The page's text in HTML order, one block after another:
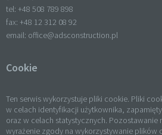
tel: +48 508 789 898
fax: +48 12 312 08 92
email: office@adsconstruction.pl
Cookie
Ten serwis wykorzystuje pliki cookie. Pliki
w celach identyfikacji użytkownika,
oraz w celach statystycznych. Pozostawanie
wyrażenie zgody na wykorzystywanie plików